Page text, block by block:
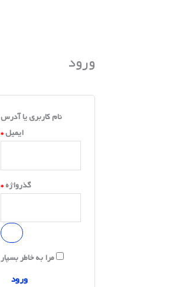
ورود
نام کاربری یا آدرس
ایمیل*
گذرواژه*
مرا به خاطر بسپار
ورود